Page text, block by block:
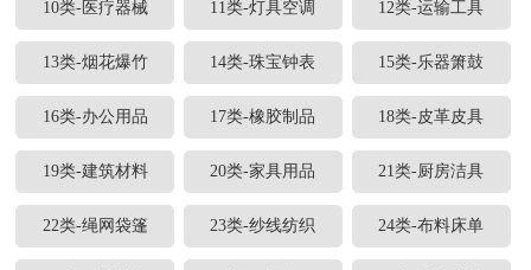
10类-医疗器械 11类-灯具空调 12类-运输工具
13类-烟花爆竹 14类-珠宝钟表 15类-乐器箫鼓
16类-办公用品 17类-橡胶制品 18类-皮革皮具
19类-建筑材料 20类-家具用品 21类-厨房洁具
22类-绳网袋篷 23类-纱线纺织 24类-布料床单